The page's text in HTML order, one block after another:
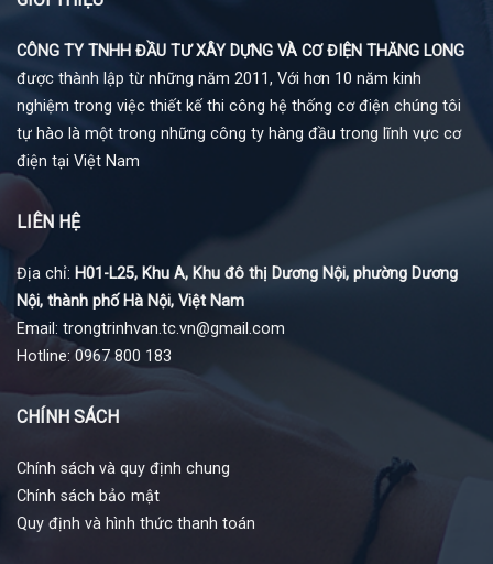
CÔNG TY TNHH ĐẦU TƯ XÂY DỰNG VÀ CƠ ĐIỆN THĂNG LONG
được thành lập từ những năm 2011, Với hơn 10 năm kinh
nghiệm trong việc thiết kế thi công hệ thống cơ điện chúng tôi
tự hào là một trong những công ty hàng đầu trong lĩnh vực cơ
điện tại Việt Nam
LIÊN HỆ
Địa chỉ: H01-L25, Khu A, Khu đô thị Dương Nội, phường Dương
Nội, thành phố Hà Nội, Việt Nam
Email: trongtrinhvan.tc.vn@gmail.com
Hotline: 0967 800 183
CHÍNH SÁCH
Chính sách và quy định chung
Chính sách bảo mật
Quy định và hình thức thanh toán